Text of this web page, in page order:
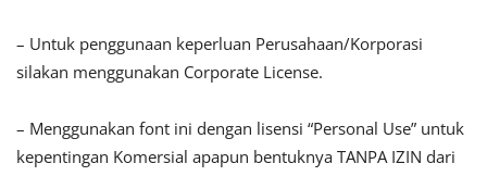
– Untuk penggunaan keperluan Perusahaan/Korporasi
silakan menggunakan Corporate License.
– Menggunakan font ini dengan lisensi “Personal Use” untuk
kepentingan Komersial apapun bentuknya TANPA IZIN dari